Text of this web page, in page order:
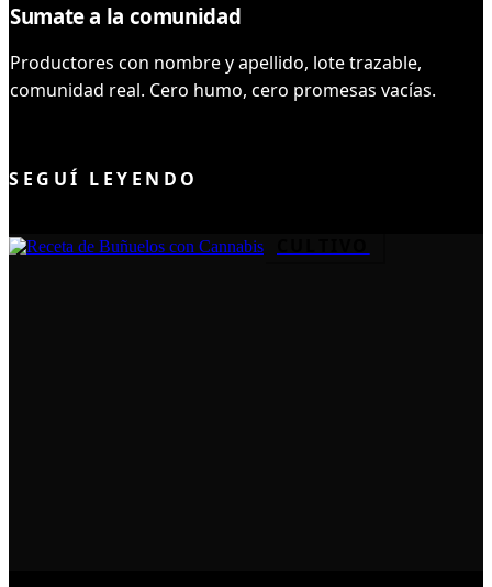
Sumate a la comunidad
Productores con nombre y apellido, lote trazable,
comunidad real. Cero humo, cero promesas vacías.
SEGUÍ LEYENDO